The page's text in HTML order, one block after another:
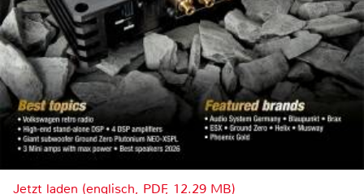
Jetzt laden (englisch, PDF, 12.29 MB)